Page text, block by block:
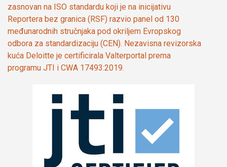
zasnovan na ISO standardu koji je na inicijativu
Reportera bez granica (RSF) razvio panel od 130
međunarodnih stručnjaka pod okriljem Evropskog
odbora za standardizaciju (CEN). Nezavisna revizorska
kuća Deloitte je certificirala Valterportal prema
programu JTI i CWA 17493:2019.